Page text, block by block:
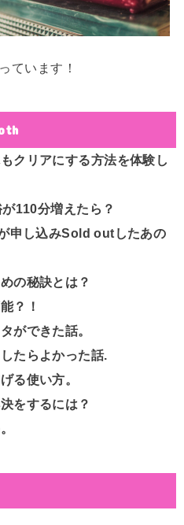
ています！
クリアにする方法を体験し
110分増えたら？
申し込みSold outしたあの
の秘訣とは？
？！
ができた話。
たらよかった話.
る使い方。
をするには？